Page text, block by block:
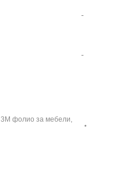
-
-
3M фолио за мебели,